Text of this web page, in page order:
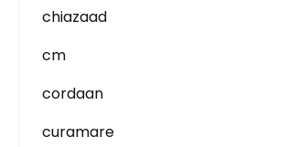
chiazaad
cm
cordaan
curamare